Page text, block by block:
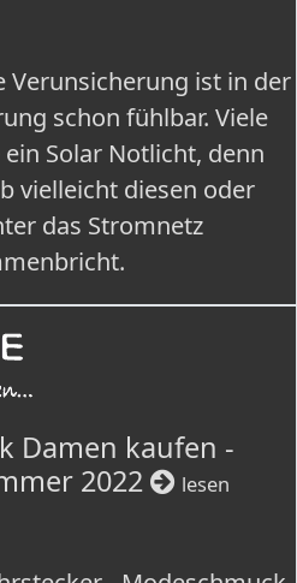
Verunsicherung ist in der
schon fühlbar. Viele
Solar Notlicht, denn
vielleicht diesen oder
das Stromnetz
Damen kaufen -
2022
lesen